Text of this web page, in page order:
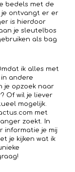
bedels met de
je ontvangt er er
is hierdoor
je sleutelbos
als bag
ik alles met
andere
je opzoek naar
Of wil je liever
mogelijk.
met
zoekt. In
informatie je mij
je kijken wat ik